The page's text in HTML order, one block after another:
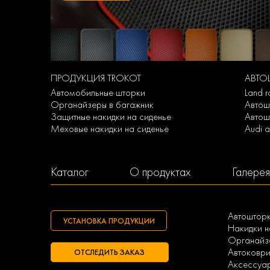
ПРОДУКЦИЯ TROKOT
Автомобильные шторки
Органайзеры в багажник
Защитные накидки на сиденье
Меховые накидки на сиденье
Land
Audi
Каталог О продуктах Галерея
УСТАНОВКА ПРОДУКЦИИ
ОТСЛЕДИТЬ ЗАКАЗ
Накидки